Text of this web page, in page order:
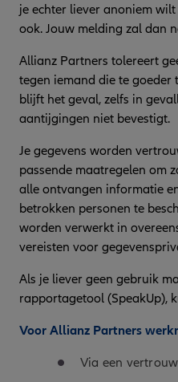
je echter liever anoniem
ook. Jouw melding zal dan
Allianz Partners tolereert
tegen iemand die te
blijft het geval, zelfs in
aantijgingen niet bevestigt.
Je gegevens worden
passende maatregelen om
alle ontvangen informatie
betrokken personen te
worden verwerkt in
vereisten voor
Als je liever geen gebruik
rapportagetool (SpeakUp),
Voor Allianz Partners
Via een